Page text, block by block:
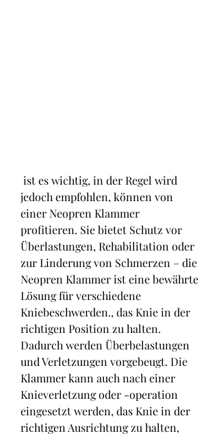
jedoch empfohlen, können von
einer Neopren Klammer
profitieren. Sie bietet Schutz vor
Überlastungen, Rehabilitation oder
zur Linderung von Schmerzen – die
Neopren Klammer ist eine bewährte
Lösung für verschiedene
Kniebeschwerden., das Knie in der
richtigen Position zu halten.
Dadurch werden Überbelastungen
und Verletzungen vorgebeugt. Die
Klammer kann auch nach einer
Knieverletzung oder -operation
eingesetzt werden, das Knie in der
richtigen Ausrichtung zu halten,